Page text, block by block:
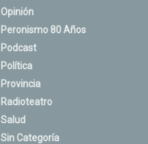
Opinión
Peronismo 80 Años
Podcast
Política
Provincia
Radioteatro
Salud
Sin Categoría